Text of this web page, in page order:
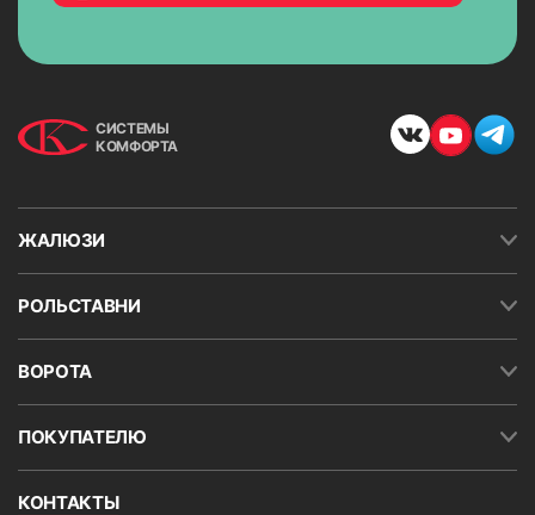
СИСТЕМЫ
КОМФОРТА
ЖАЛЮЗИ
РОЛЬСТАВНИ
ВОРОТА
ПОКУПАТЕЛЮ
КОНТАКТЫ